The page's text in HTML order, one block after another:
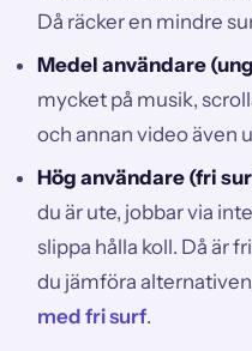
Då räcker en mindre
Medel användare
mycket på musik,
och annan video även
Hög användare (fri
du är ute, jobbar via
slippa hålla koll. Då är
du jämföra
med fri surf.